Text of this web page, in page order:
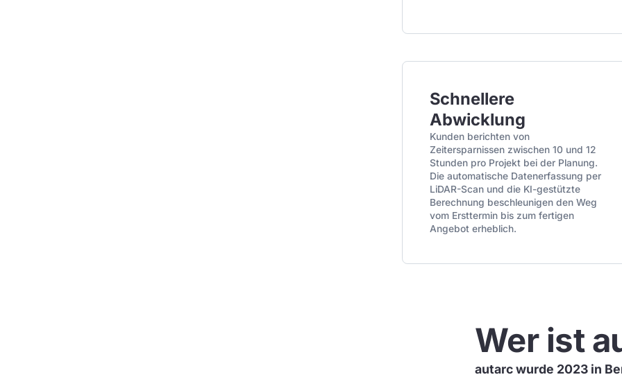
Schnellere
Abwicklung
Kunden berichten von
Zeitersparnissen zwischen 10 und 12
Stunden pro Projekt bei der Planung.
Die automatische Datenerfassung per
LiDAR-Scan und die KI-gestützte
Berechnung beschleunigen den Weg
vom Ersttermin bis zum fertigen
Angebot erheblich.
Wer ist
autarc wurde 2023 in